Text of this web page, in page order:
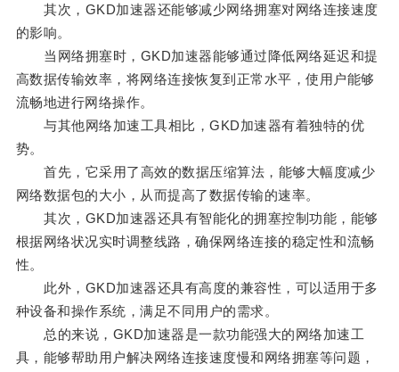
其次，GKD加速器还能够减少网络拥塞对网络连接速度
的影响。
当网络拥塞时，GKD加速器能够通过降低网络延迟和提
高数据传输效率，将网络连接恢复到正常水平，使用户能够
流畅地进行网络操作。
与其他网络加速工具相比，GKD加速器有着独特的优
势。
首先，它采用了高效的数据压缩算法，能够大幅度减少
网络数据包的大小，从而提高了数据传输的速率。
其次，GKD加速器还具有智能化的拥塞控制功能，能够
根据网络状况实时调整线路，确保网络连接的稳定性和流畅
性。
此外，GKD加速器还具有高度的兼容性，可以适用于多
种设备和操作系统，满足不同用户的需求。
总的来说，GKD加速器是一款功能强大的网络加速工
具，能够帮助用户解决网络连接速度慢和网络拥塞等问题，